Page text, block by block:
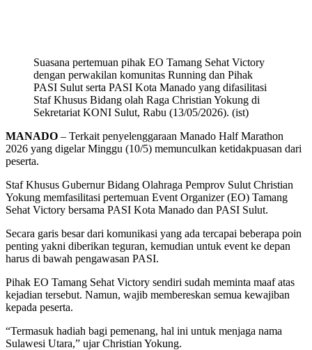
Suasana pertemuan pihak EO Tamang Sehat Victory
dengan perwakilan komunitas Running dan Pihak
PASI Sulut serta PASI Kota Manado yang difasilitasi
Staf Khusus Bidang olah Raga Christian Yokung di
Sekretariat KONI Sulut, Rabu (13/05/2026). (ist)
MANADO – Terkait penyelenggaraan Manado Half Marathon
2026 yang digelar Minggu (10/5) memunculkan ketidakpuasan dari
peserta.
Staf Khusus Gubernur Bidang Olahraga Pemprov Sulut Christian
Yokung memfasilitasi pertemuan Event Organizer (EO) Tamang
Sehat Victory bersama PASI Kota Manado dan PASI Sulut.
Secara garis besar dari komunikasi yang ada tercapai beberapa poin
penting yakni diberikan teguran, kemudian untuk event ke depan
harus di bawah pengawasan PASI.
Pihak EO Tamang Sehat Victory sendiri sudah meminta maaf atas
kejadian tersebut. Namun, wajib membereskan semua kewajiban
kepada peserta.
“Termasuk hadiah bagi pemenang, hal ini untuk menjaga nama
Sulawesi Utara,” ujar Christian Yokung.